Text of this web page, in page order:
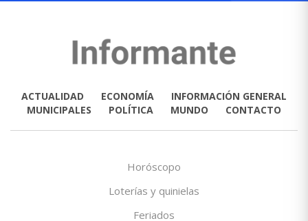
ACTUALIDAD ECONOMÍA
INFORMACIÓN GENERAL
MUNICIPALES
POLÍTICA MUNDO CONTACTO
Horóscopo
Loterías y quinielas
Feriados